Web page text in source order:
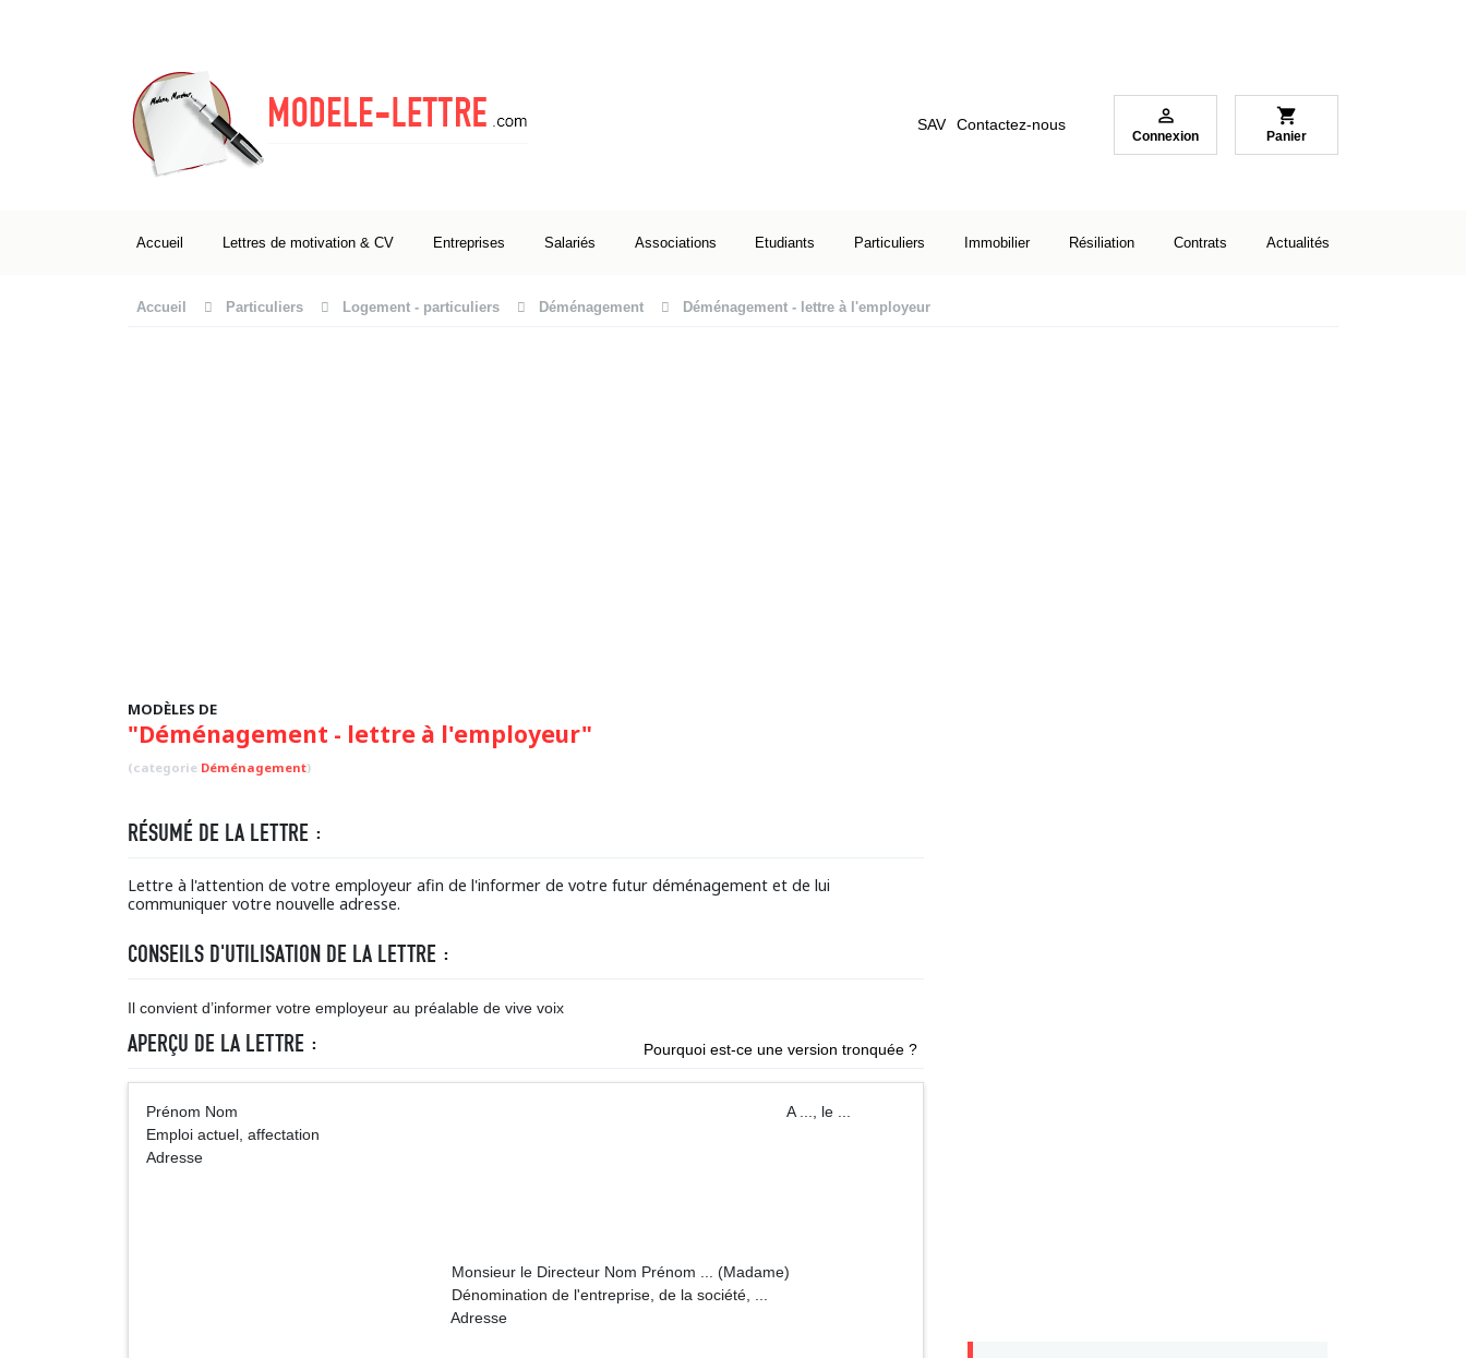
SAV Contactez-nous 
Connexion
shopping_cart
Panier
Accueil Lettres de motivation & CV Entreprises Salariés Associations Etudiants Particuliers Immobilier Résiliation Contrats Actualités
Accueil Particuliers Logement - particuliers Déménagement Déménagement - lettre à l'employeur
MODÈLES DE
"Déménagement - lettre à l'employeur"
(categorie Déménagement)
RÉSUMÉ DE LA LETTRE :
Lettre à l'attention de votre employeur afin de l'informer de votre futur déménagement et de lui
communiquer votre nouvelle adresse.
CONSEILS D'UTILISATION DE LA LETTRE :
Il convient d’informer votre employeur au préalable de vive voix
APERÇU DE LA LETTRE : Pourquoi est-ce une version tronquée ?
Prénom Nom A ..., le ...
Emploi actuel, affectation
Adresse
Monsieur le Directeur Nom Prénom ... (Madame)
Dénomination de l'entreprise, de la société, ...
Adresse